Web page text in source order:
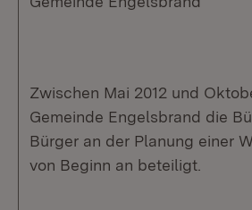
Zwischen Mai 2012 und
Gemeinde Engelsbrand die
Bürger an der Planung einer
von Beginn an beteiligt.